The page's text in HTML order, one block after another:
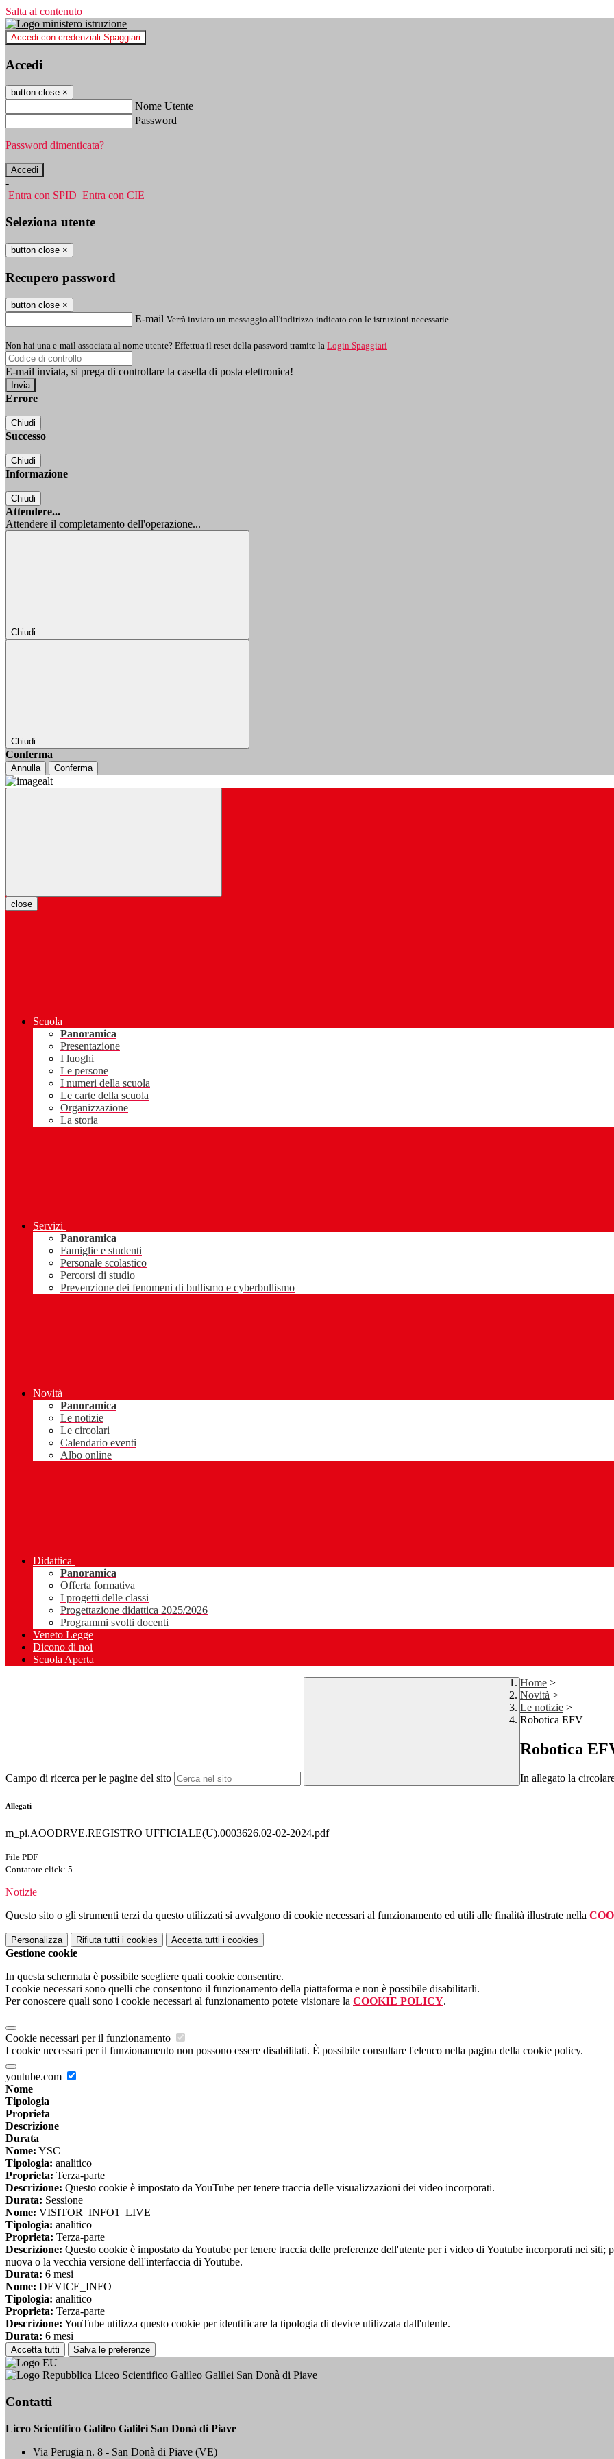
Salta al contenuto
Accedi con credenziali Spaggiari
Accedi
button close ×
Nome Utente
Password
Password dimenticata?
-
Entra con SPID Entra con CIE
Seleziona utente
button close ×
Recupero password
button close ×
E-mail Verrà inviato un messaggio all'indirizzo indicato con le istruzioni necessarie.
Non hai una e-mail associata al nome utente? Effettua il reset della password tramite la Login Spaggiari
E-mail inviata, si prega di controllare la casella di posta elettronica!
Errore
Chiudi
Successo
Chiudi
Informazione
Chiudi
Attendere...
Attendere il completamento dell'operazione...
Chiudi
Chiudi
Conferma
Annulla Conferma
close
Scuola
Panoramica
Presentazione
I luoghi
Le persone
I numeri della scuola
Le carte della scuola
Organizzazione
La storia
Servizi
Panoramica
Famiglie e studenti
Personale scolastico
Percorsi di studio
Prevenzione dei fenomeni di bullismo e cyberbullismo
Novità
Panoramica
Le notizie
Le circolari
Calendario eventi
Albo online
Didattica
Panoramica
Offerta formativa
I progetti delle classi
Progettazione didattica 2025/2026
Programmi svolti docenti
Veneto Legge
Dicono di noi
Scuola Aperta
Campo di ricerca per le pagine del sito
Home >
Novità >
Le notizie >
Robotica EFV
Robotica
In allegato la
Allegati
m_pi.AOODRVE.REGISTRO UFFICIALE(U).0003626.02-02-2024.pdf
File PDF
Contatore click: 5
Notizie
Questo sito o gli strumenti terzi da questo utilizzati si avvalgono di cookie necessari al funzionamento ed utili alle finalità illustrate nella
Personalizza Rifiuta tutti i cookies Accetta tutti i cookies
Gestione cookie
In questa schermata è possibile scegliere quali cookie consentire.
I cookie necessari sono quelli che consentono il funzionamento della piattaforma e non è possibile disabilitarli.
Per conoscere quali sono i cookie necessari al funzionamento potete visionare la COOKIE POLICY.
Cookie necessari per il funzionamento
I cookie necessari per il funzionamento non possono essere disabilitati. È possibile consultare l'elenco nella pagina della cookie policy.
youtube.com
Nome
Tipologia
Proprieta
Descrizione
Durata
Nome: YSC
Tipologia: analitico
Proprieta: Terza-parte
Descrizione: Questo cookie è impostato da YouTube per tenere traccia delle visualizzazioni dei video incorporati.
Durata: Sessione
Nome: VISITOR_INFO1_LIVE
Tipologia: analitico
Proprieta: Terza-parte
Descrizione: Questo cookie è impostato da Youtube per tenere traccia delle preferenze dell'utente per i video di Youtube incorporati nei
nuova o la vecchia versione dell'interfaccia di Youtube.
Durata: 6 mesi
Nome: DEVICE_INFO
Tipologia: analitico
Proprieta: Terza-parte
Descrizione: YouTube utilizza questo cookie per identificare la tipologia di device utilizzata dall'utente.
Durata: 6 mesi
Accetta tutti Salva le preferenze
Liceo Scientifico Galileo Galilei San Donà di Piave
Contatti
Liceo Scientifico Galileo Galilei San Donà di Piave
Via Perugia n. 8 - San Donà di Piave (VE)